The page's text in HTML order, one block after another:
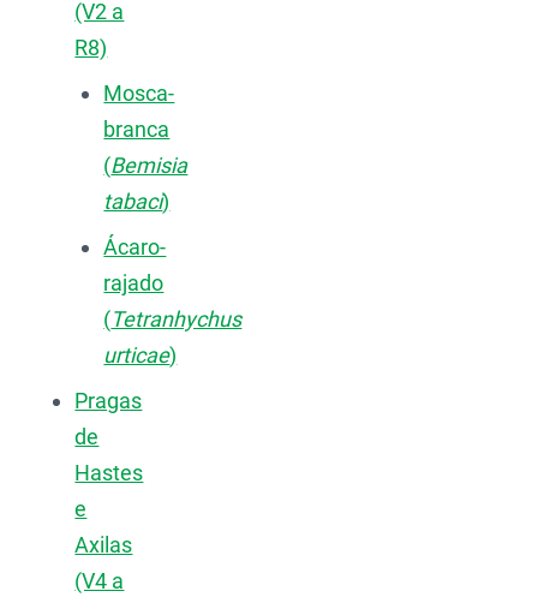
(V2 a
R8)
Mosca-
branca
(Bemisia
tabaci)
Ácaro-
rajado
(Tetranhychus
urticae)
Pragas
de
Hastes
e
Axilas
(V4 a